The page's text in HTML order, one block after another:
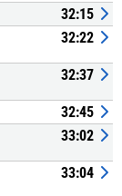
32:15
32:22
32:37
32:45
33:02
33:04